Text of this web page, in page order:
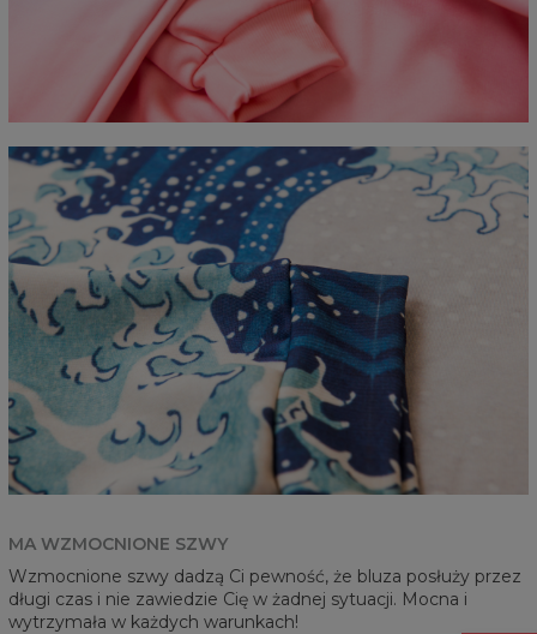
MA WZMOCNIONE SZWY
Wzmocnione szwy dadzą Ci pewność, że bluza posłuży przez
długi czas i nie zawiedzie Cię w żadnej sytuacji. Mocna i
wytrzymała w każdych warunkach!